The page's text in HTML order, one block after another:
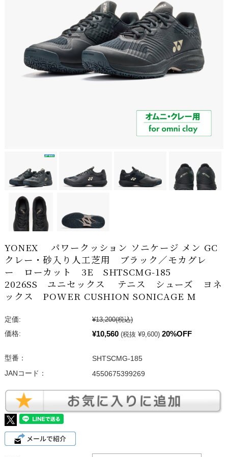
YONEX パワークッション ソニケージ メン GC
クレー・砂入り人工芝用 ブラック／モカグレ
ー ローカット 3E SHTSCMG-185
2026SS ユニセックス テニス シューズ ヨネ
ックス POWER CUSHION SONICAGE M
定価: ¥13,200(税込)
価格:
¥10,560 (税抜 ¥9,600) 20%OFF
型番：
SHTSCMG-185
JANコード：
4550675399269